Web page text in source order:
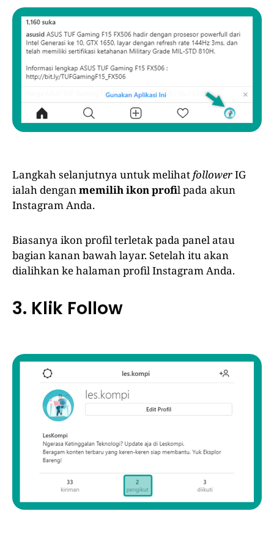
Langkah selanjutnya untuk melihatfollowerIG
ialah denganmemilih ikon profil pada akun
Instagram Anda.
Biasanya ikon profil terletak pada panel atau
bagian kanan bawah layar. Setelah itu akan
dialihkan ke halaman profil Instagram Anda.
3. Klik Follow